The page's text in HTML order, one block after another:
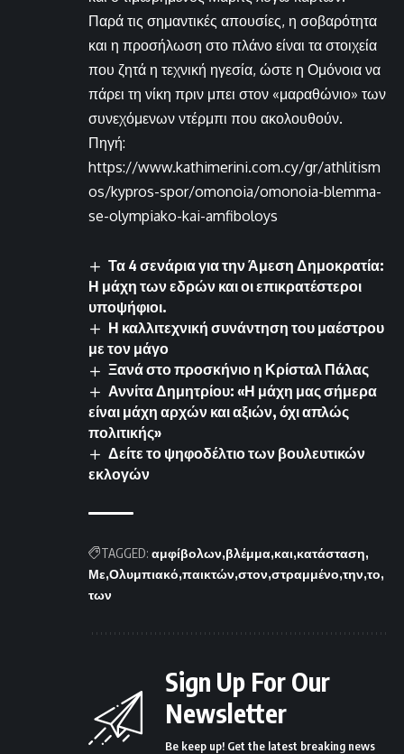
Παρά τις σημαντικές απουσίες, η σοβαρότητα
και η προσήλωση στο πλάνο είναι τα στοιχεία
που ζητά η τεχνική ηγεσία, ώστε η Ομόνοια να
πάρει τη νίκη πριν μπει στον «μαραθώνιο» των
συνεχόμενων ντέρμπι που ακολουθούν.
Πηγή:
https://www.kathimerini.com.cy/gr/athlitism
os/kypros-spor/omonoia/omonoia-blemma-
se-olympiako-kai-amfiboloys
Τα 4 σενάρια για την Άμεση Δημοκρατία:
Η μάχη των εδρών και οι επικρατέστεροι
υποψήφιοι.
Η καλλιτεχνική συνάντηση του μαέστρου
με τον μάγο
Ξανά στο προσκήνιο η Κρίσταλ Πάλας
Αννίτα Δημητρίου: «Η μάχη μας σήμερα
είναι μάχη αρχών και αξιών, όχι απλώς
πολιτικής»
Δείτε το ψηφοδέλτιο των βουλευτικών
εκλογών
TAGGED: αμφίβολων βλέμμα και κατάσταση
Με Ολυμπιακό παικτών στον στραμμένο την το
των
Sign Up For Our
Newsletter
Be keep up! Get the latest breaking news